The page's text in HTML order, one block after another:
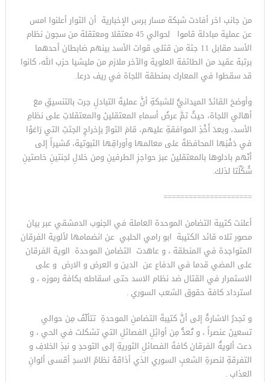
من جانب اخر أفادت شبكة مسار برس الإخبارية أن الثوار أعلنوا امس
عن عملية مبادلة قاموا لحوالي 45 معتقلا ومعتقلة من سجون نظام
الأسد مقابل 11 جثة من قتلى قوات الأسد بينهم ضابطان أحدهما
برتبة عقيد من الطائفة العلوية والآخر ملازم من مليشيا حزب الله، كانوا
قد سقطوا في المعارك بمنطقة اللجاة في ريف درعا.
وأوضحَ القائدُ الميدانيُّ للشبكةِ أنَّ عمليةَ التبادلِ جرت بالتنسيقِ معَ
أهالي اللجاة، حيثُ تمَّ عرضُ أسماءِ المعتقلينَ والمعتقلاتِ على نظامِ
الأسد، وبعدَ أَخْذِ الموافقةِ عليهم، قامَ الثوارُ بإخراجِ الجثثِ التي رَاعَوْا
في دَفْنِها المحافظةَ على معالمها وأوراقِها الثبوتية، مُشيراً إلى
أنّهم بادلوها بالمعتقلينَ عبرَ حواجزِ الطرفينِ ومن خلالِ لجنتينِ خاصتينِ
شُكِّلَتا لذلك.
=====================
أعلنت كتيبة التضامن الموحدة العاملة في الجنوب الدمشقي عبر بيان
مصور تلاه قائد الكتيبة ابو رامي الحلبي عن انضمامها لألوية الفرقان
المتواجدة في المنطقة ، و عاهدت التضامن الموحدة الوية الفرقان
على المضي قدما في الدفاع عن الدين و العرض و الارض و على
الاستمرار في القتال ضد نظام الاسد حتى اسقاطه بكافة رموزه ، و
استرداد كافة حقوق الشعب السوري .
و تجدرُ الاشارةُ إلى أنَّ كتيبةَ التضامنِ الموحدةِ تتألّفُ مِن حوالي
تسعينَ عنصراً ، و تُعدُّ مِن أوائِلِ الفصائلِ التي تشكلت في الحي ، و
دعت ألويةُ الفرقان كافةَ الفصائلِ الثوريةِ إلى التوحدِ و نبذِ الخلافِ و
التفرقةِ لنصرةِ الشعبِ السوري الذي أذاقَهُ نظامُ الاسدِ أقسى ألوانِ
العذاب .